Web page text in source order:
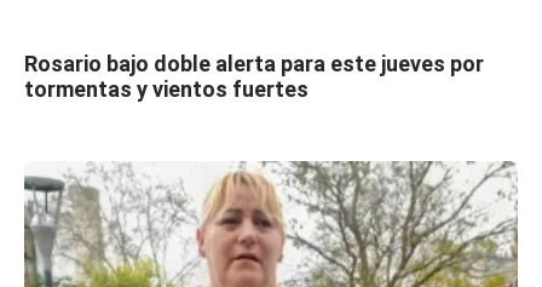
Rosario bajo doble alerta para este jueves por
tormentas y vientos fuertes